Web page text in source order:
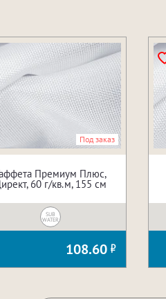
Под заказ
Премиум Плюс,
60 г/кв.м, 155 см
SUB
WATER
108.60